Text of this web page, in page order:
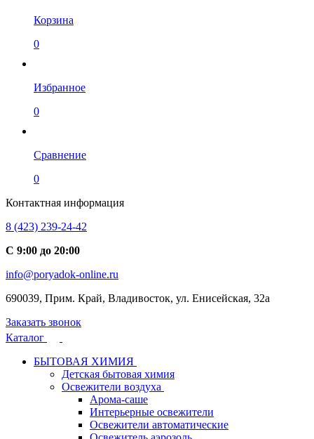
Корзина
0
Избранное
0
Сравнение
0
Контактная информация
8 (423) 239-24-42
С 9:00 до 20:00
info@poryadok-online.ru
690039, Прим. Край, Владивосток, ул. Енисейская, 32а
Заказать звонок
Каталог
БЫТОВАЯ ХИМИЯ
Детская бытовая химия
Освежители воздуха
Арома-саше
Интерьерные освежители
Освежители автоматические